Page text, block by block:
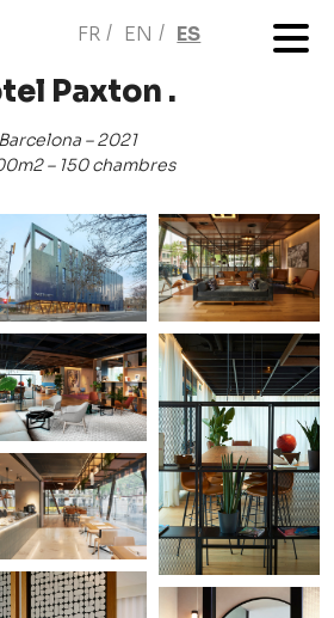
FR EN ES
Paxton .
Barcelona – 2021
– 150 chambres